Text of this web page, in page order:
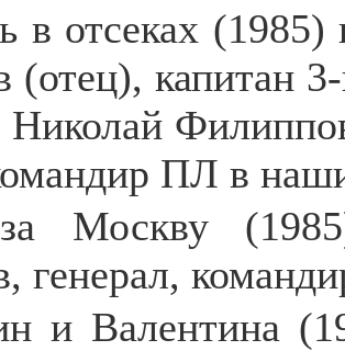
в отсеках
(отец), капитан
ПЛ в
Москву
генерал,
и Валентина